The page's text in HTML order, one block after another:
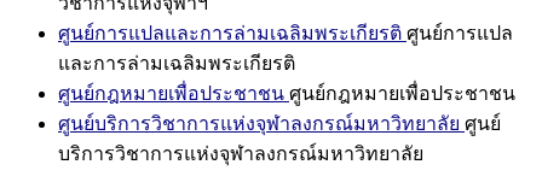
ศูนย์การแปลและการล่ามเฉลิมพระเกียรติ ศูนย์การแปล
และการล่ามเฉลิมพระเกียรติ
ศูนย์กฎหมายเพื่อประชาชน ศูนย์กฎหมายเพื่อประชาชน
ศูนย์บริการวิชาการแห่งจุฬาลงกรณ์มหาวิทยาลัย ศูนย์
บริการวิชาการแห่งจุฬาลงกรณ์มหาวิทยาลัย